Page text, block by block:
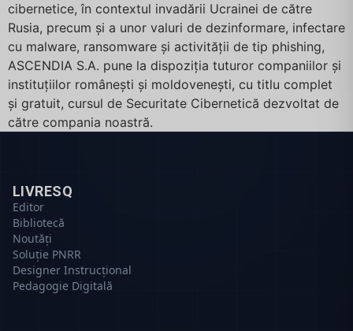
cibernetice, în contextul invadării Ucrainei de către
Rusia, precum și a unor valuri de dezinformare, infectare
cu malware, ransomware și activității de tip phishing,
ASCENDIA S.A. pune la dispoziția tuturor companiilor și
instituțiilor românești și moldovenești, cu titlu complet
și gratuit, cursul de Securitate Cibernetică dezvoltat de
către compania noastră.
LIVRESQ
Editor
Bibliotecă
Noutăți
Soluție PNRR
Designer Instrucțional
Pedagogie Digitală